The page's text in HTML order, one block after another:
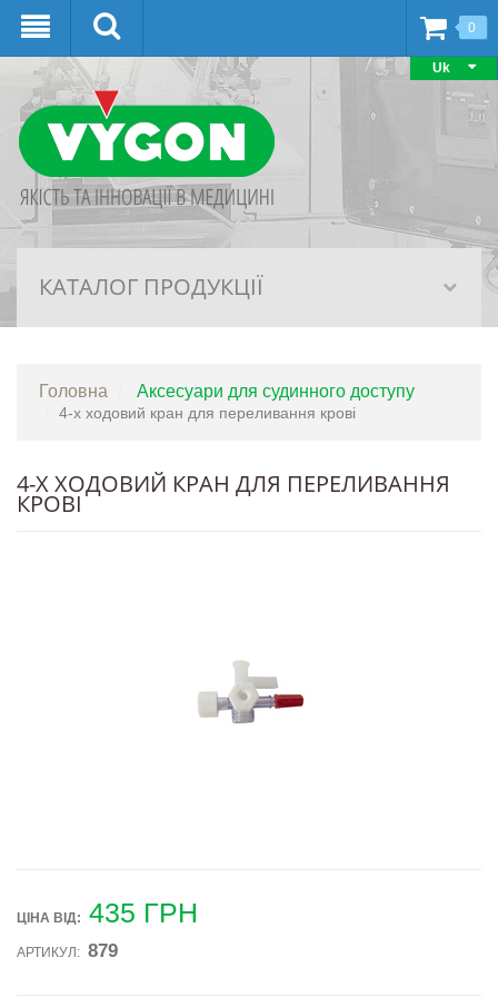
Uk
0
КАТАЛОГ ПРОДУКЦІЇ
Головна Аксесуари для судинного доступу
4-х ходовий кран для переливання крові
4-Х ХОДОВИЙ КРАН ДЛЯ ПЕРЕЛИВАННЯ
КРОВІ
ЦІНА ВIД: 435 ГРН
АРТИКУЛ: 879